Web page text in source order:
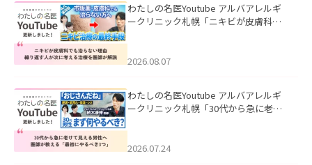
わたしの名医Youtube アルバアレルギ
ークリニック札幌「ニキビが皮膚科で
ました。
2026.08.07
わたしの名医Youtube アルバアレルギ
ークリニック札幌「30代から急に老け
た。
2026.07.24